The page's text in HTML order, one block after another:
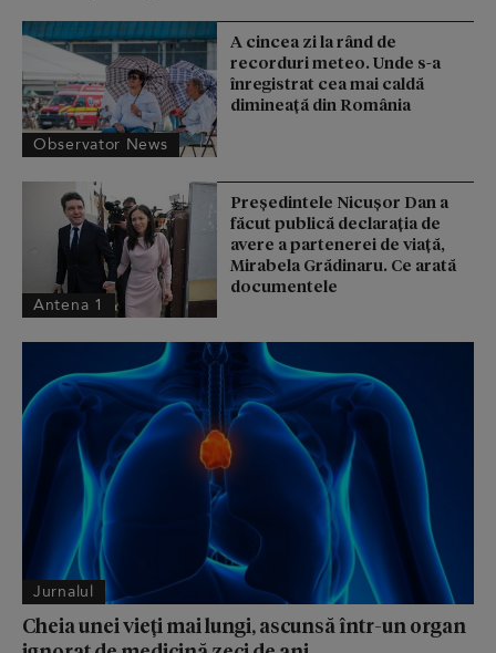
Observator News
A cincea zi la rând de
recorduri meteo. Unde s-a
înregistrat cea mai caldă
dimineață din România
Antena 1
Președintele Nicușor Dan a
făcut publică declarația de
avere a partenerei de viață,
Mirabela Grădinaru. Ce arată
documentele
Jurnalul
Cheia unei vieți mai lungi, ascunsă într-un organ